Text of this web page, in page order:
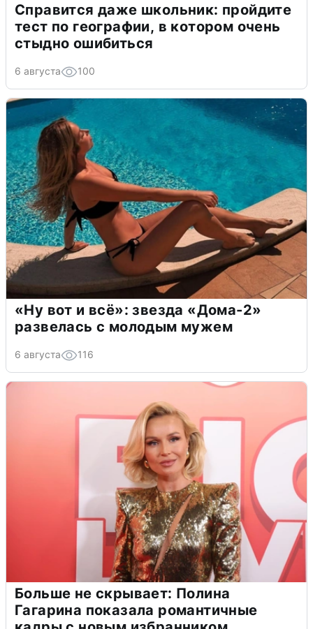
Справится даже школьник: пройдите
тест по географии, в котором очень
стыдно ошибиться
6 августа 100
«Ну вот и всё»: звезда «Дома-2»
развелась с молодым мужем
6 августа 116
Больше не скрывает: Полина
Гагарина показала романтичные